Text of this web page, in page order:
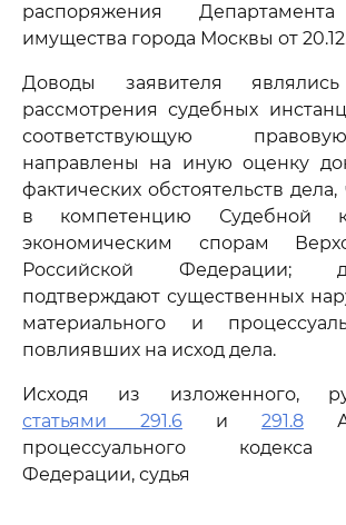
распоряжения
имущества города Москвы от
Доводы заявителя
рассмотрения судебных
соответствующую
направлены на иную оценку
фактических обстоятельств
в компетенцию Судебной
экономическим спорам
Российской Федерации;
подтверждают существенных
материального и
повлиявших на исход дела.
Исходя из изложенного,
статьями 291.6 и 291.8
процессуального кодекса
Федерации, судья